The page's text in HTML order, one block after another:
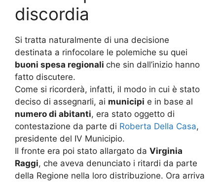
discordia
Si tratta naturalmente di una decisione
destinata a rinfocolare le polemiche su quei
buoni spesa regionali che sin dall’inizio hanno
fatto discutere.
Come si ricorderà, infatti, il modo in cui è stato
deciso di assegnarli, ai municipi e in base al
numero di abitanti, era stato oggetto di
contestazione da parte di Roberta Della Casa,
presidente del IV Municipio.
Il fronte era poi stato allargato da Virginia
Raggi, che aveva denunciato i ritardi da parte
della Regione nella loro distribuzione. Ora arriva